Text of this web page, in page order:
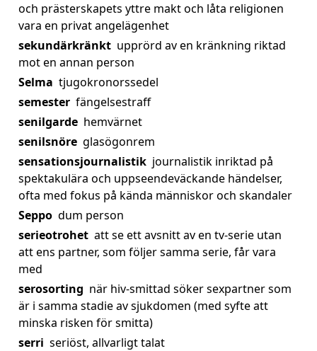
och prästerskapets yttre makt och låta religionen
vara en privat angelägenhet
sekundärkränkt upprörd av en kränkning riktad
mot en annan person
Selma tjugokronorssedel
semester fängelsestraff
senilgarde hemvärnet
senilsnöre glasögonrem
sensationsjournalistik journalistik inriktad på
spektakulära och uppseendeväckande händelser,
ofta med fokus på kända människor och skandaler
Seppo dum person
serieotrohet att se ett avsnitt av en tv-serie utan
att ens partner, som följer samma serie, får vara
med
serosorting när hiv-smittad söker sexpartner som
är i samma stadie av sjukdomen (med syfte att
minska risken för smitta)
serri seriöst, allvarligt talat